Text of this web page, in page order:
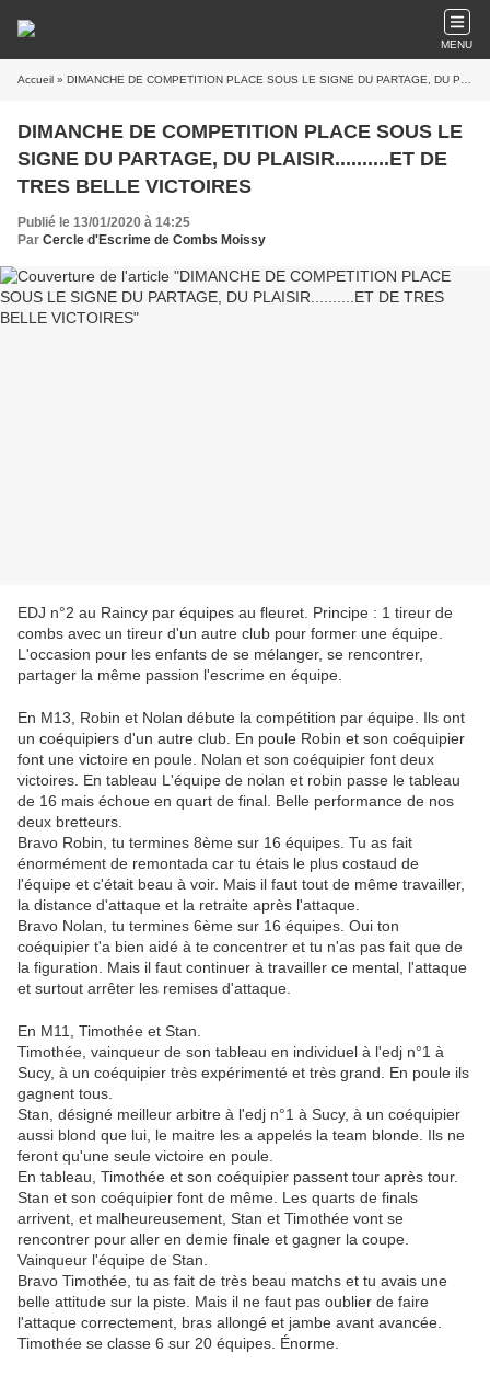
MENU
Accueil » DIMANCHE DE COMPETITION PLACE SOUS LE SIGNE DU PARTAGE, DU PLAISIR..........ET DE TRES BELLE VICTOIRES
DIMANCHE DE COMPETITION PLACE SOUS LE
SIGNE DU PARTAGE, DU PLAISIR..........ET DE
TRES BELLE VICTOIRES
Publié le 13/01/2020 à 14:25
Par Cercle d'Escrime de Combs Moissy
EDJ n°2 au Raincy par équipes au fleuret. Principe : 1 tireur de
combs avec un tireur d'un autre club pour former une équipe.
L'occasion pour les enfants de se mélanger, se rencontrer,
partager la même passion l'escrime en équipe.
En M13, Robin et Nolan débute la compétition par équipe. Ils ont
un coéquipiers d'un autre club. En poule Robin et son coéquipier
font une victoire en poule. Nolan et son coéquipier font deux
victoires. En tableau L'équipe de nolan et robin passe le tableau
de 16 mais échoue en quart de final. Belle performance de nos
deux bretteurs.
Bravo Robin, tu termines 8ème sur 16 équipes. Tu as fait
énormément de remontada car tu étais le plus costaud de
l'équipe et c'était beau à voir. Mais il faut tout de même travailler,
la distance d'attaque et la retraite après l'attaque.
Bravo Nolan, tu termines 6ème sur 16 équipes. Oui ton
coéquipier t'a bien aidé à te concentrer et tu n'as pas fait que de
la figuration. Mais il faut continuer à travailler ce mental, l'attaque
et surtout arrêter les remises d'attaque.
En M11, Timothée et Stan.
Timothée, vainqueur de son tableau en individuel à l'edj n°1 à
Sucy, à un coéquipier très expérimenté et très grand. En poule ils
gagnent tous.
Stan, désigné meilleur arbitre à l'edj n°1 à Sucy, à un coéquipier
aussi blond que lui, le maitre les a appelés la team blonde. Ils ne
feront qu'une seule victoire en poule.
En tableau, Timothée et son coéquipier passent tour après tour.
Stan et son coéquipier font de même. Les quarts de finals
arrivent, et malheureusement, Stan et Timothée vont se
rencontrer pour aller en demie finale et gagner la coupe.
Vainqueur l'équipe de Stan.
Bravo Timothée, tu as fait de très beau matchs et tu avais une
belle attitude sur la piste. Mais il ne faut pas oublier de faire
l'attaque correctement, bras allongé et jambe avant avancée.
Timothée se classe 6 sur 20 équipes. Énorme.